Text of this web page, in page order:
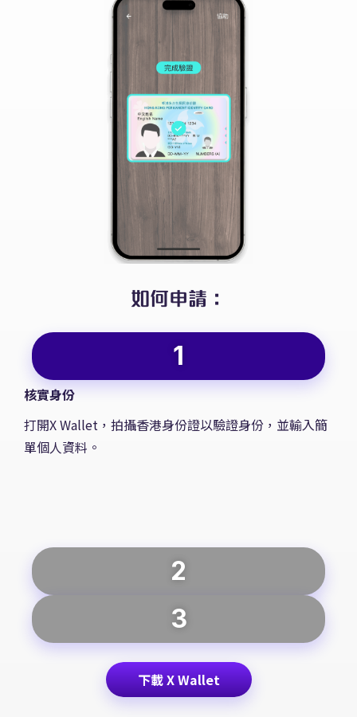
如何申請：
1
2
3
核實身份
打開X Wallet，拍攝香港身份證以驗證身份，並輸入簡
單個人資料。
下載 X Wallet